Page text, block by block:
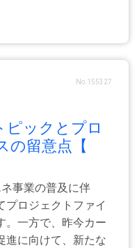
No.155327
ピックとプロ
の留意点【
事業の普及に伴
プロジェクトファイ
。一方で、昨今カー
進に向けて、新たな